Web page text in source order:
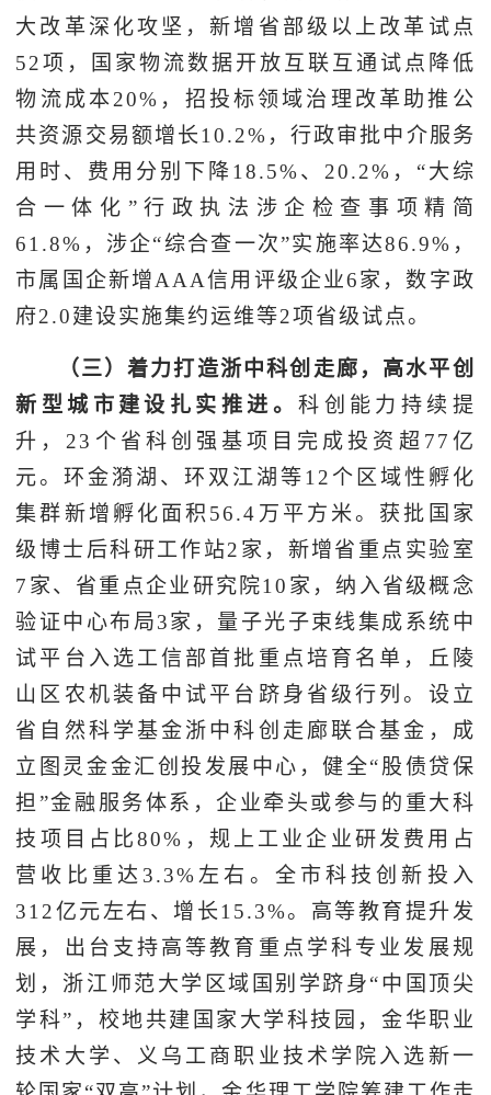
大改革深化攻坚，新增省部级以上改革试点
52项，国家物流数据开放互联互通试点降低
物流成本20%，招投标领域治理改革助推公
共资源交易额增长10.2%，行政审批中介服务
用时、费用分别下降18.5%、20.2%，“大综
合一体化”行政执法涉企检查事项精简
61.8%，涉企“综合查一次”实施率达86.9%，
市属国企新增AAA信用评级企业6家，数字政
府2.0建设实施集约运维等2项省级试点。
（三）着力打造浙中科创走廊，高水平创
新型城市建设扎实推进。科创能力持续提
升，23个省科创强基项目完成投资超77亿
元。环金漪湖、环双江湖等12个区域性孵化
集群新增孵化面积56.4万平方米。获批国家
级博士后科研工作站2家，新增省重点实验室
7家、省重点企业研究院10家，纳入省级概念
验证中心布局3家，量子光子束线集成系统中
试平台入选工信部首批重点培育名单，丘陵
山区农机装备中试平台跻身省级行列。设立
省自然科学基金浙中科创走廊联合基金，成
立图灵金金汇创投发展中心，健全“股债贷保
担”金融服务体系，企业牵头或参与的重大科
技项目占比80%，规上工业企业研发费用占
营收比重达3.3%左右。全市科技创新投入
312亿元左右、增长15.3%。高等教育提升发
展，出台支持高等教育重点学科专业发展规
划，浙江师范大学区域国别学跻身“中国顶尖
学科”，校地共建国家大学科技园，金华职业
技术大学、义乌工商职业技术学院入选新一